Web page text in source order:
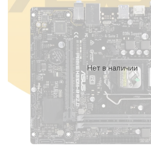
Нет в наличии